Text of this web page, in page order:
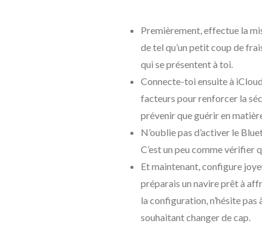
Premièrement, effectue la
de tel qu’un petit coup de
qui se présentent à toi.
Connecte-toi ensuite à
facteurs pour renforcer la
prévenir que guérir en
N’oublie pas d’activer le
C’est un peu comme vérifier
Et maintenant, configure
préparais un navire prêt à
la configuration, n’hésite pas
souhaitant changer de cap.